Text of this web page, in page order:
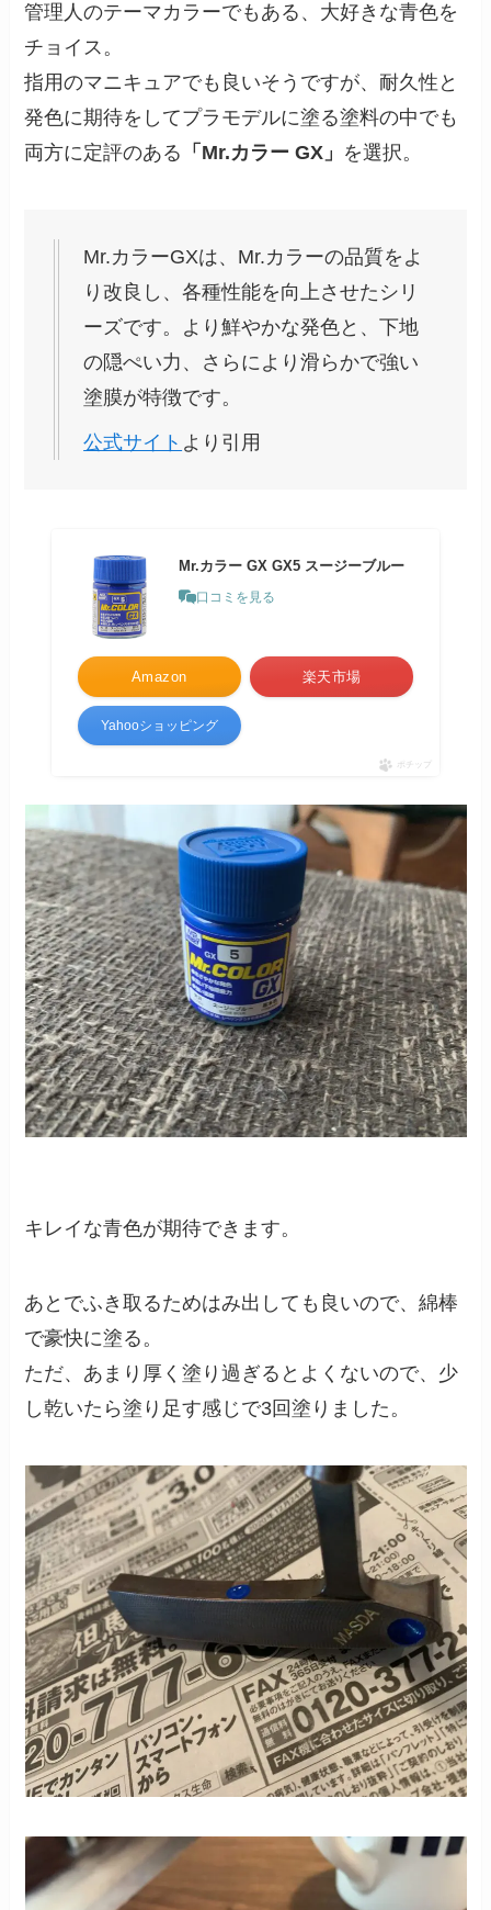
管理人のテーマカラーでもある、大好きな青色を
チョイス。
指用のマニキュアでも良いそうですが、耐久性と
発色に期待をしてプラモデルに塗る塗料の中でも
両方に定評のある 「Mr.カラー GX」 を選択。
Mr.カラーGXは、Mr.カラーの品質をよ
り改良し、各種性能を向上させたシリ
ーズです。より鮮やかな発色と、下地
の隠ぺい力、さらにより滑らかで強い
塗膜が特徴です。
公式サイト より引用
Mr.カラー GX GX5 スージーブルー
口コミを見る
Amazon 楽天市場
Yahooショッピング
ポチップ
キレイな青色が期待できます。
あとでふき取るためはみ出しても良いので、綿棒
で豪快に塗る。
ただ、あまり厚く塗り過ぎるとよくないので、少
し乾いたら塗り足す感じで3回塗りました。